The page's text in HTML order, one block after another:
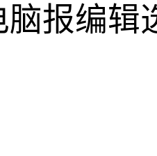
脑报编辑